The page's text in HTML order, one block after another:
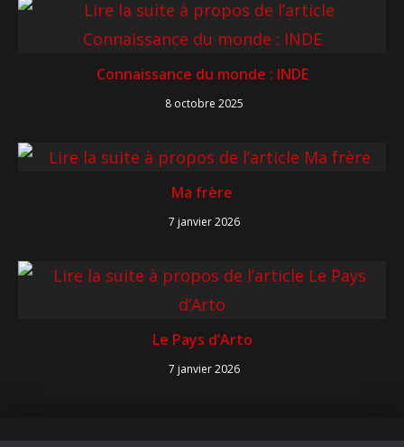
Connaissance du monde : INDE
8 octobre 2025
Ma frère
7 janvier 2026
Le Pays d’Arto
7 janvier 2026